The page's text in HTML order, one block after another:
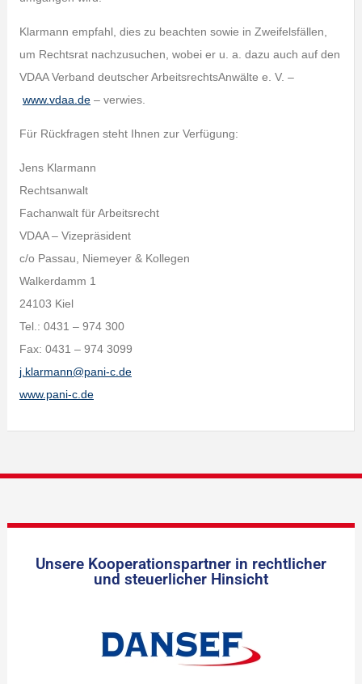
Klarmann empfahl, dies zu beachten sowie in Zweifelsfällen,
um Rechtsrat nachzusuchen, wobei er u. a. dazu auch auf den
VDAA Verband deutscher ArbeitsrechtsAnwälte e. V. –
www.vdaa.de– verwies.
Für Rückfragen steht Ihnen zur Verfügung:
Jens Klarmann
Rechtsanwalt
Fachanwalt für Arbeitsrecht
VDAA – Vizepräsident
c/o Passau, Niemeyer & Kollegen
Walkerdamm 1
24103 Kiel
Tel.: 0431 – 974 300
Fax: 0431 – 974 3099
j.klarmann@pani-c.de
www.pani-c.de
Unsere Kooperationspartner in rechtlicher
und steuerlicher Hinsicht